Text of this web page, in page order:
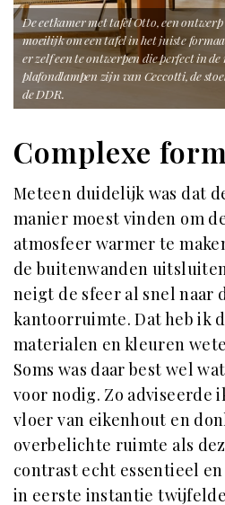
De eetkamer met tafel Otto, een
moeilijk om een tafel in het juiste
er zelf een te ontwerpen die perfect in de
plafondlampen zijn van Ceccotti, de
de DDR.
Complexe
Meteen duidelijk was dat
manier moest vinden om
atmosfeer warmer te
de buitenwanden
neigt de sfeer al snel naar
kantoorruimte. Dat heb ik
materialen en kleuren
Soms was daar best wel
voor nodig. Zo adviseerde
vloer van eikenhout en
overbelichte ruimte als
contrast echt essentieel
in eerste instantie